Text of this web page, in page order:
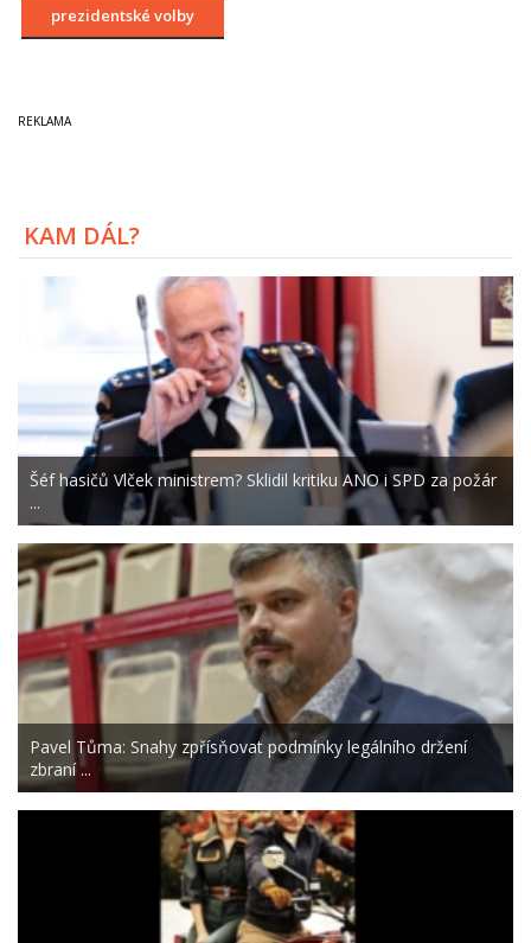
prezidentské volby
KAM DÁL?
Šéf hasičů Vlček ministrem? Sklidil kritiku ANO i SPD za požár
...
Pavel Tůma: Snahy zpřísňovat podmínky legálního držení
zbraní ...